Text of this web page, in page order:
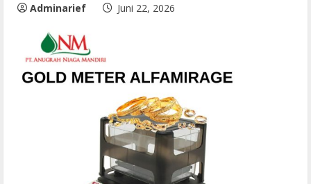
Adminarief Juni 22, 2026